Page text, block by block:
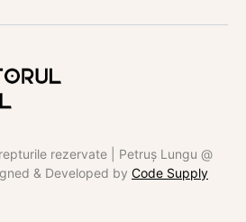
rezervate | Petruș Lungu @
& Developed by Code Supply